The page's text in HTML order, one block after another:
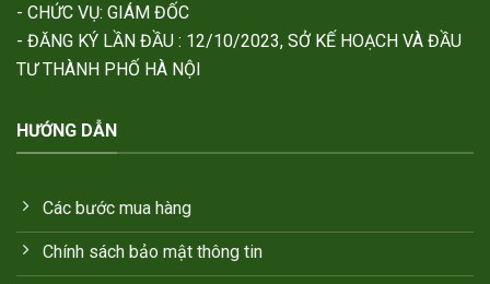
- CHỨC VỤ: GIÁM ĐỐC
- ĐĂNG KÝ LẦN ĐẦU : 12/10/2023, SỞ KẾ HOẠCH VÀ ĐẦU
TƯ THÀNH PHỐ HÀ NỘI
HƯỚNG DẪN
Các bước mua hàng
Chính sách bảo mật thông tin